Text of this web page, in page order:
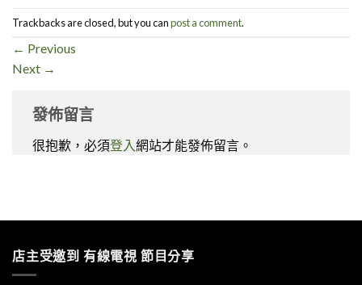
Trackbacks are closed, but you canpost a comment.
← Previous
Next →
發佈留言
很抱歉，必須登入網站才能發佈留言。
店主受邀到 有線電視 節目分享